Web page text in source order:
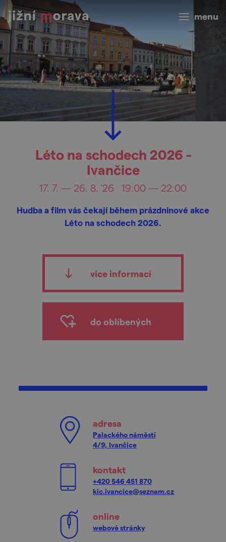
menu
Léto na schodech 2026 -
Ivančice
17. 7. — 26. 8. '26 19:00 — 22:00
Hudba a film vás čekají během prázdninové akce
Léto na schodech 2026.
více informací
do oblíbených
adresa
Palackého náměstí
4/9, Ivančice
kontakt
+420 546 451 870
kic.ivancice@seznam.cz
online
webové stránky